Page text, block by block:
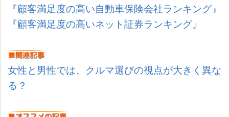
『顧客満足度の高い自動車保険会社ランキング』
『顧客満足度の高いネット証券ランキング』
女性と男性では、クルマ選びの視点が大きく異な
る？